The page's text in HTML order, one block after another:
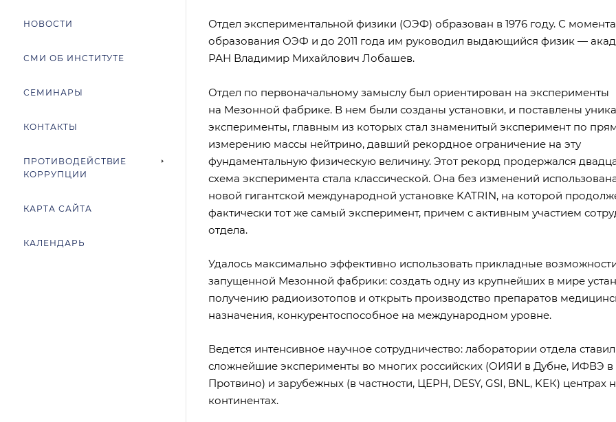
НОВОСТИ
СМИ ОБ ИНСТИТУТЕ
СЕМИНАРЫ
КОНТАКТЫ
ПРОТИВОДЕЙСТВИЕ
КОРРУПЦИИ
КАРТА САЙТА
КАЛЕНДАРЬ
Отдел экспериментальной физики (ОЭФ) образован в 1976 году. С момента
образования ОЭФ и до 2011 года им руководил выдающийся физик —
РАН Владимир Михайлович Лобашев.
Отдел по первоначальному замыслу был ориентирован на эксперименты
на Мезонной фабрике. В нем были созданы установки, и поставлены
эксперименты, главным из которых стал знаменитый эксперимент по
измерению массы нейтрино, давший рекордное ограничение на эту
фундаментальную физическую величину. Этот рекорд продержался
схема эксперимента стала классической. Она без изменений
новой гигантской международной установке KATRIN, на которой
фактически тот же самый эксперимент, причем с активным участием
отдела.
Удалось максимально эффективно использовать прикладные
запущенной Мезонной фабрики: создать одну из крупнейших в мире
получению радиоизотопов и открыть производство препаратов
назначения, конкурентоспособное на международном уровне.
Ведется интенсивное научное сотрудничество: лаборатории отдела
сложнейшие эксперименты во многих российских (ОИЯИ в Дубне, ИФВЭ в
Протвино) и зарубежных (в частности, ЦЕРН, DESY, GSI, BNL, KEК) центрах
континентах.